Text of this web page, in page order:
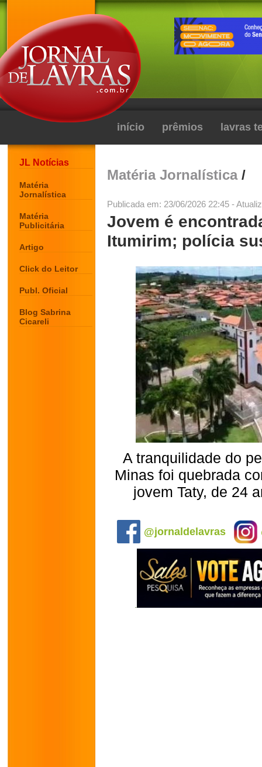
início prêmios lavras
JL Notícias
Matéria
Jornalística
Matéria
Publicitária
Artigo
Click do Leitor
Publ. Oficial
Blog Sabrina
Cicareli
Matéria Jornalística/
Publicada em: 23/06/2026 22:45 -
Jovem é
Itumirim; polícia
A tranquilidade do
Minas foi quebrada
jovem Taty, de 24
@jornaldelavras